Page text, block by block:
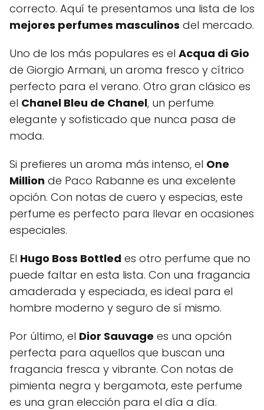
correcto. Aquí te presentamos una lista de los
mejores perfumes masculinos del mercado.
Uno de los más populares es el Acqua di Gio
de Giorgio Armani, un aroma fresco y cítrico
perfecto para el verano. Otro gran clásico es
el Chanel Bleu de Chanel, un perfume
elegante y sofisticado que nunca pasa de
moda.
Si prefieres un aroma más intenso, el One
Million de Paco Rabanne es una excelente
opción. Con notas de cuero y especias, este
perfume es perfecto para llevar en ocasiones
especiales.
El Hugo Boss Bottled es otro perfume que no
puede faltar en esta lista. Con una fragancia
amaderada y especiada, es ideal para el
hombre moderno y seguro de sí mismo.
Por último, el Dior Sauvage es una opción
perfecta para aquellos que buscan una
fragancia fresca y vibrante. Con notas de
pimienta negra y bergamota, este perfume
es una gran elección para el día a día.